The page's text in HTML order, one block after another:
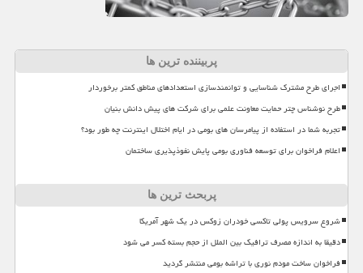
پربیننده ترین ها
اجرای طرح مشترک شناسایی و توانمندسازی استعدادهای مناطق کمتر برخوردار
طرح نوشناس چتر حمایت معاونت علمی برای شرکت های پیش دانش بنیان
تجربه شما در استفاده از پیامرسان های بومی در ایام اختلال اینترنت چه طور بود؟
اعلام فراخوان برای توسعه فناوری بومی پایش نفوذپذیری ساختمان
پربحث ترین ها
شروع سرویس پولی تاکسی خودران زوکس در یک شهر آمریکا
دقیقا به اندازه مصرف ترافیک بین الملل از حجم بسته کسر می شود
فراخوان ساخت مودم نوری با تراشه بومی منتشر گردید